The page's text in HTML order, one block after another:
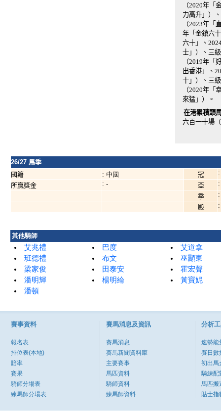
（2020年「
力高升」）
（2023年「
年「金鎗六
六十」、
士」）、三
（2019年「
出香港」、
十」）、三
（2020年「
來猛」）。
在港累積頭
六百一十場
26/27 馬季
國籍
: 中國 冠
所贏獎金
: - 亞
季
殿
其他騎師
艾兆禮 巴度
艾道拿
班德禮
布文
巫顯東
梁家俊
田泰安
霍宏聲
潘明輝
楊明綸
黃寶妮
潘頓
賽事資料
報名表
排位表(本地)
賠率
賽果
騎師分場表
練馬師分場表
賽馬消息及資訊
賽馬消息
賽馬新聞資料庫
主要賽事
馬匹資料
騎師資料
練馬師資料
分析
速勢能
賽日數
初出馬
騎練配
馬匹搬
貼士指